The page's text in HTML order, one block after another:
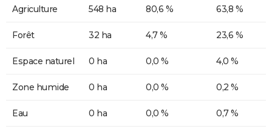
Agriculture 548 ha 80,6 % 63,8 %
Forêt 32 ha 4,7 % 23,6 %
Espace naturel 0 ha 0,0 % 4,0 %
Zone humide 0 ha 0,0 % 0,2 %
Eau 0 ha 0,0 % 0,7 %